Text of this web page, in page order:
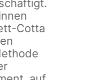
Cotta